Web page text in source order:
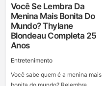
Você Se Lembra Da
Menina Mais Bonita Do
Mundo? Thylane
Blondeau Completa 25
Anos
Entretenimento
Você sabe quem é a menina mais